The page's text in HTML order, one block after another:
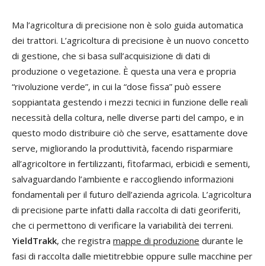
Ma l’agricoltura di precisione non è solo guida automatica
dei trattori. L’agricoltura di precisione è un nuovo concetto
di gestione, che si basa sull’acquisizione di dati di
produzione o vegetazione. È questa una vera e propria
“rivoluzione verde”, in cui la “dose fissa” può essere
soppiantata gestendo i mezzi tecnici in funzione delle reali
necessità della coltura, nelle diverse parti del campo, e in
questo modo distribuire ciò che serve, esattamente dove
serve, migliorando la produttività, facendo risparmiare
all’agricoltore in fertilizzanti, fitofarmaci, erbicidi e sementi,
salvaguardando l’ambiente e raccogliendo informazioni
fondamentali per il futuro dell’azienda agricola. L’agricoltura
di precisione parte infatti dalla raccolta di dati georiferiti,
che ci permettono di verificare la variabilità dei terreni.
YieldTrakk, che registra mappe di produzione durante le
fasi di raccolta dalle mietitrebbie oppure sulle macchine per